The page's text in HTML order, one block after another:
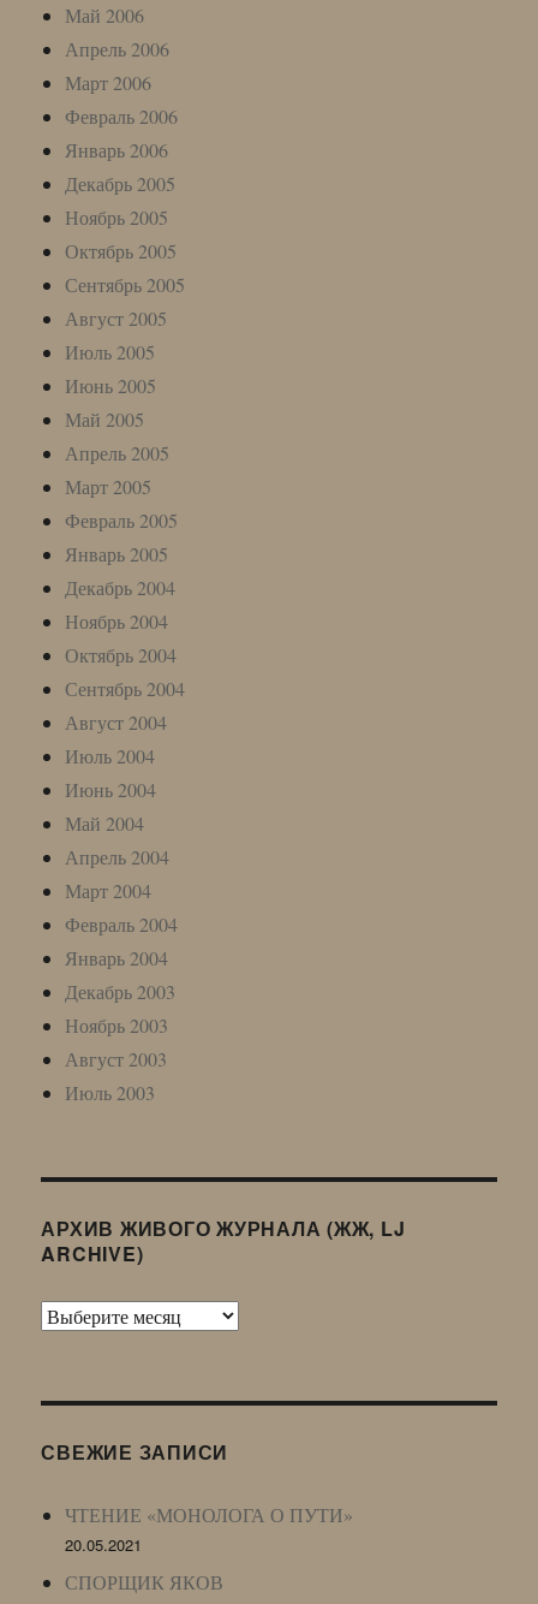
Май 2006
Апрель 2006
Март 2006
Февраль 2006
Январь 2006
Декабрь 2005
Ноябрь 2005
Октябрь 2005
Сентябрь 2005
Август 2005
Июль 2005
Июнь 2005
Май 2005
Апрель 2005
Март 2005
Февраль 2005
Январь 2005
Декабрь 2004
Ноябрь 2004
Октябрь 2004
Сентябрь 2004
Август 2004
Июль 2004
Июнь 2004
Май 2004
Апрель 2004
Март 2004
Февраль 2004
Январь 2004
Декабрь 2003
Ноябрь 2003
Август 2003
Июль 2003
АРХИВ ЖИВОГО ЖУРНАЛА (ЖЖ, LJ
ARCHIVE)
Архив
LJ
СВЕЖИЕ ЗАПИСИ
ЧТЕНИЕ «МОНОЛОГА О ПУТИ»
20.05.2021
СПОРЩИК ЯКОВ